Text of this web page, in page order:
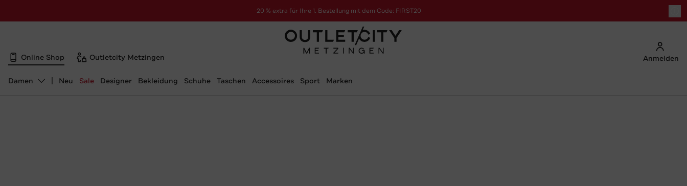
-20 % extra für Ihre 1. Bestellung mit dem Code: FIRST20
Online Shop Outletcity Metzingen Anmelden
Abteilung ändern, ausgewählt:
Damen Neu Sale Designer Bekleidung Schuhe Taschen Accessoires Sport Marken